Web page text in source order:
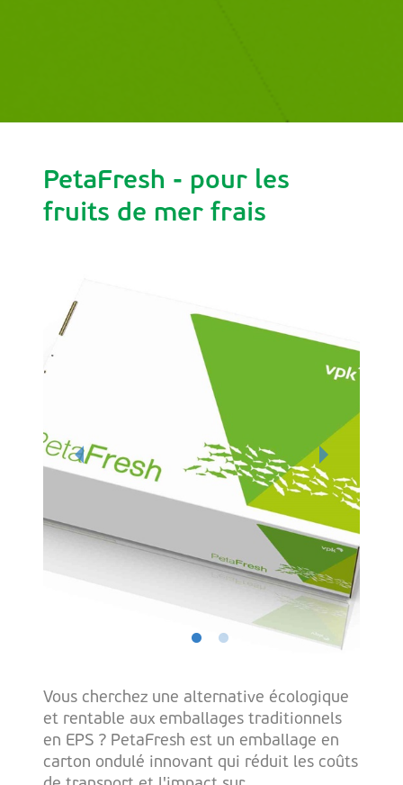
PetaFresh - pour les
fruits de mer frais
Vous cherchez une alternative écologique
et rentable aux emballages traditionnels
en EPS ? PetaFresh est un emballage en
carton ondulé innovant qui réduit les coûts